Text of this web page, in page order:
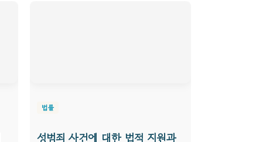
법률
성범죄 사건에 대한 법적 지원과